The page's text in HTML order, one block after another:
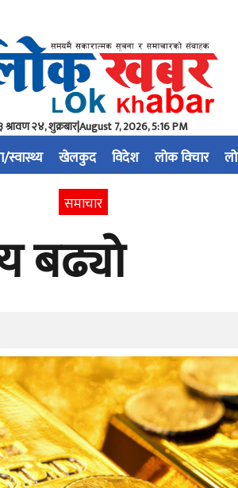
२४, शुक्रबार|August 7, 2026, 5:16 PM
स्वास्थ्य खेलकुद विदेश लोक विचार
समाचार
बढ्यो